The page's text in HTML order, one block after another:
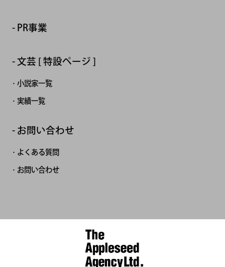
PR事業
文芸 [ 特設ページ ]
小説家一覧
実績一覧
お問い合わせ
よくある質問
お問い合わせ